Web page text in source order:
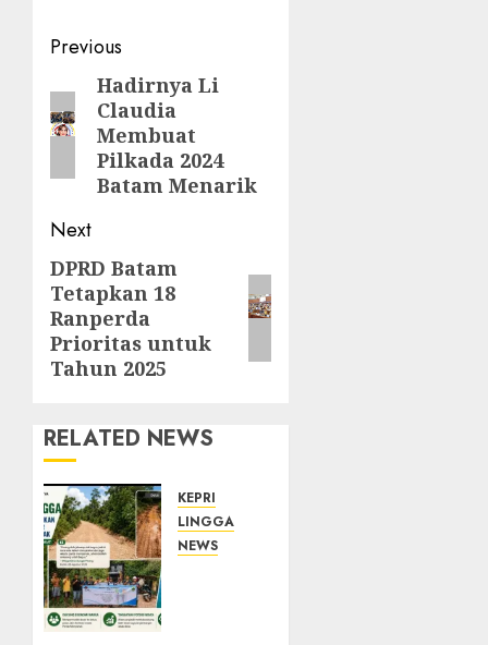
Post
navigation
Previous
Previous
post:
Hadirnya Li
Claudia
Membuat
Pilkada 2024
Batam Menarik
Next
Next
post:
DPRD Batam
Tetapkan 18
Ranperda
Prioritas untuk
Tahun 2025
RELATED NEWS
KEPRI
LINGGA
NEWS